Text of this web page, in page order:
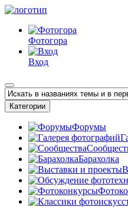
Фотогора
Вход
Категории
Форумы
Барахолка